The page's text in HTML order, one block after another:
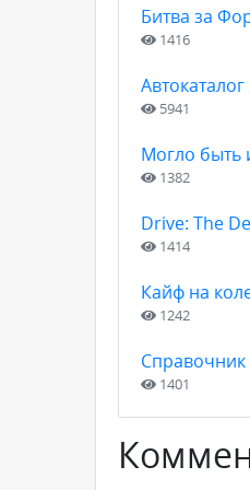
Битва за
1416
5941
Могло быть
1382
Drive: The
1414
Кайф на
1242
Справочник
1401